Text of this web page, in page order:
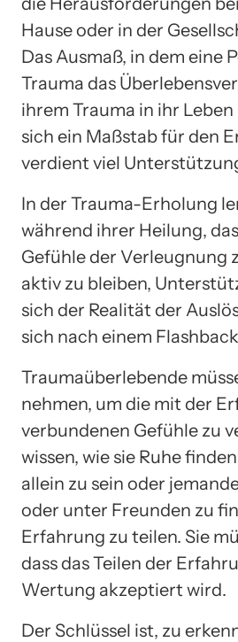
Hause oder in der
Das Ausmaß, in dem eine
Trauma das
ihrem Trauma in ihr
sich ein Maßstab für den
verdient viel
In der Trauma-Erholung
während ihrer Heilung,
Gefühle der Verleugnung
aktiv zu bleiben,
sich der Realität der
sich nach einem
Traumaüberlebende
nehmen, um die mit der
verbundenen Gefühle zu
wissen, wie sie Ruhe
allein zu sein oder
oder unter Freunden zu
Erfahrung zu teilen. Sie
dass das Teilen der
Wertung akzeptiert wird.
Der Schlüssel ist, zu